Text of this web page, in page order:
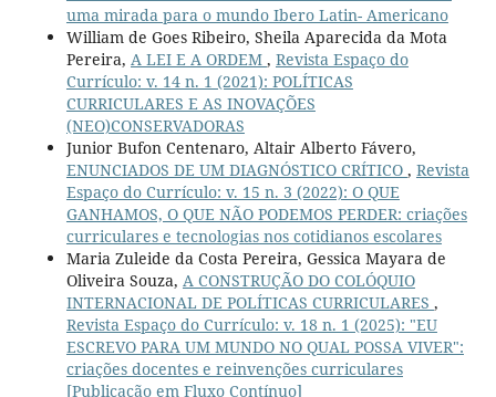
uma mirada para o mundo Ibero Latin- Americano
William de Goes Ribeiro, Sheila Aparecida da Mota
Pereira, A LEI E A ORDEM , Revista Espaço do
Currículo: v. 14 n. 1 (2021): POLÍTICAS
CURRICULARES E AS INOVAÇÕES
(NEO)CONSERVADORAS
Junior Bufon Centenaro, Altair Alberto Fávero,
ENUNCIADOS DE UM DIAGNÓSTICO CRÍTICO , Revista
Espaço do Currículo: v. 15 n. 3 (2022): O QUE
GANHAMOS, O QUE NÃO PODEMOS PERDER: criações
curriculares e tecnologias nos cotidianos escolares
Maria Zuleide da Costa Pereira, Gessica Mayara de
Oliveira Souza, A CONSTRUÇÃO DO COLÓQUIO
INTERNACIONAL DE POLÍTICAS CURRICULARES ,
Revista Espaço do Currículo: v. 18 n. 1 (2025): "EU
ESCREVO PARA UM MUNDO NO QUAL POSSA VIVER":
criações docentes e reinvenções curriculares
[Publicação em Fluxo Contínuo]